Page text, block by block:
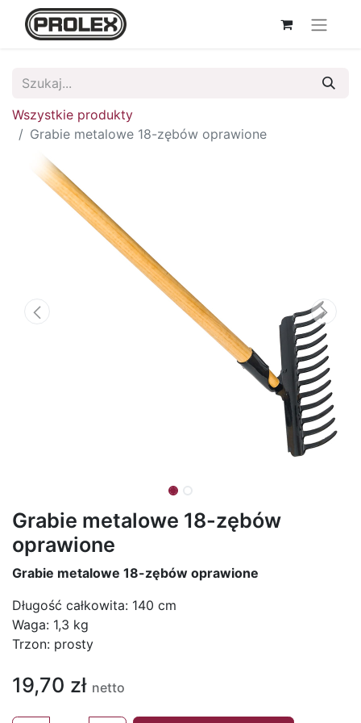
Wszystkie produkty
Grabie metalowe 18-zębów oprawione
Grabie metalowe 18-zębów
oprawione
Grabie metalowe 18-zębów oprawione
Długość całkowita: 140 cm
Waga: 1,3 kg
Trzon: prosty
19,70 zł netto